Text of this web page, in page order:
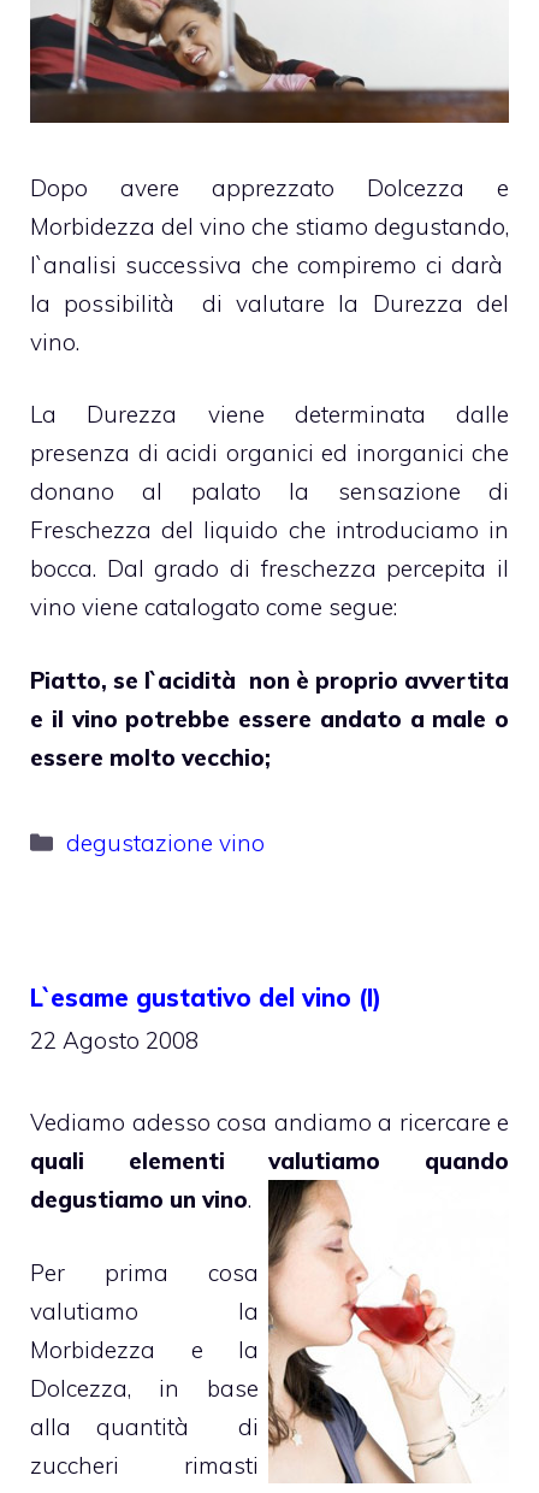
Dopo avere apprezzato Dolcezza e
Morbidezza del vino che stiamo degustando,
l`analisi successiva che compiremo ci darà
la possibilità di valutare la Durezza del
vino.
La Durezza viene determinata dalle
presenza di acidi organici ed inorganici che
donano al palato la sensazione di
Freschezza del liquido che introduciamo in
bocca. Dal grado di freschezza percepita il
vino viene catalogato come segue:
Piatto, se l`acidità non è proprio avvertita
e il vino potrebbe essere andato a male o
essere molto vecchio;
Categorie
degustazione vino
L`esame gustativo del vino (I)
22 Agosto 2008
Vediamo adesso cosa andiamo a ricercare e
quali elementi valutiamo quando
degustiamo un vino.
Per prima cosa
valutiamo la
Morbidezza e la
Dolcezza, in base
alla quantità di
zuccheri rimasti